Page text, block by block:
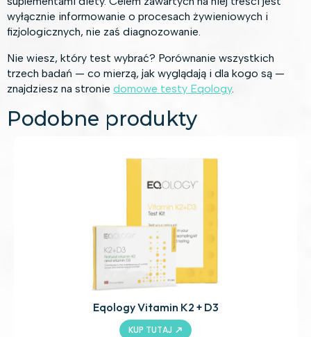
wyłącznie informowanie o procesach żywieniowych i
fizjologicznych, nie zaś diagnozowanie.
Nie wiesz, który test wybrać? Porównanie wszystkich
trzech badań — co mierzą, jak wyglądają i dla kogo są —
znajdziesz na stronie domowe testy Eqology.
Podobne produkty
Eqology Vitamin K2 + D3
KUP TUTAJ